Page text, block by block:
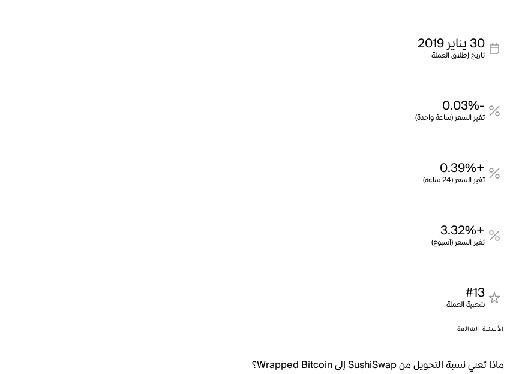
30 يناير 2019
تاريخ إطلاق العملة
-0.03%
تغير السعر (ساعة واحدة)
+0.39%
تغير السعر (24 ساعة)
+3.32%
تغير السعر (أسبوع)
#13
شعبية العملة
الأسئلة الشائعة
ماذا تعني نسبة التحويل من SushiSwap إلى Wrapped Bitcoin؟